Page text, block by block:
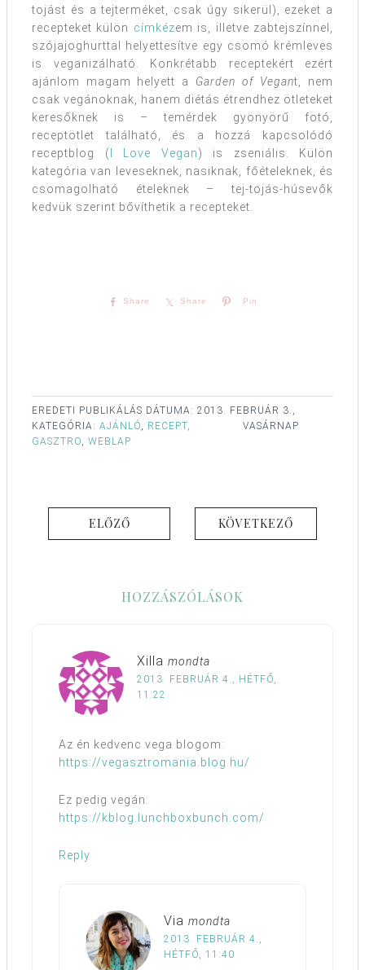
tojást és a tejterméket, csak úgy sikerül), ezeket a
recepteket külön címkézem is, illetve zabtejszínnel,
szójajoghurttal helyettesítve egy csomó krémleves
is veganizálható. Konkrétabb receptekért ezért
ajánlom magam helyett a Garden of Vegant, nem
csak vegánoknak, hanem diétás étrendhez ötleteket
keresőknek is – temérdek gyönyörű fotó,
receptötlet található, és a hozzá kapcsolódó
receptblog ( I Love Vegan) is zseniális. Külön
kategória van leveseknek, nasiknak, főételeknek, és
csomagolható ételeknek – tej-tojás-húsevők
kedvük szerint bővíthetik a recepteket.
Share Share Pin
EREDETI PUBLIKÁLÁS DÁTUMA: 2013. FEBRUÁR 3.,
VASÁRNAP
KATEGÓRIA: AJÁNLÓ, RECEPT,
GASZTRO, WEBLAP
ELŐZŐ KÖVETKEZŐ
HOZZÁSZÓLÁSOK
Xilla mondta
2013. FEBRUÁR 4., HÉTFŐ,
11:22
Az én kedvenc vega blogom:
https://vegasztromania.blog.hu/
Ez pedig vegán:
https://kblog.lunchboxbunch.com/
Reply
Via mondta
2013. FEBRUÁR 4.,
HÉTFŐ, 11:40